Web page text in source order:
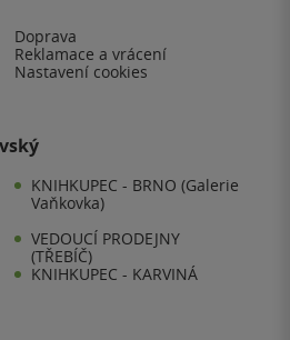
Doprava
Reklamace a vrácení
Nastavení cookies
KNIHKUPEC - BRNO (Galerie
Vaňkovka)
VEDOUCÍ PRODEJNY
(TŘEBÍČ)
KNIHKUPEC - KARVINÁ